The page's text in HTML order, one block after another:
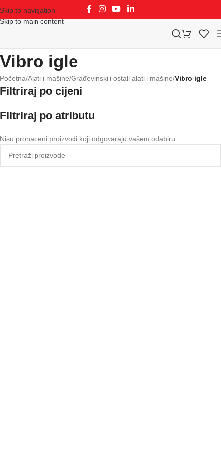
Skip to navigation
Skip to main content
Vibro igle
Početna/Alati i mašine/Građevinski i ostali alati i mašine/Vibro igle
Filtriraj po cijeni
Filtriraj po atributu
Nisu pronađeni proizvodi koji odgovaraju vašem odabiru.